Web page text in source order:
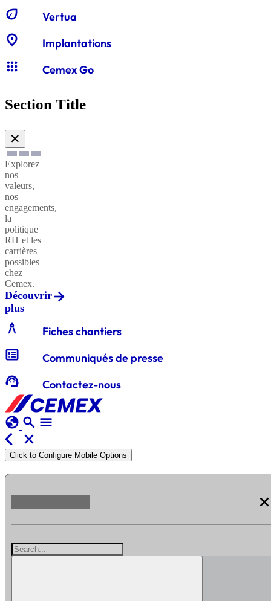
eco Vertua
location_on Implantations
apps Cemex Go
Section Title
✕
Explorez
nos
valeurs,
nos
engagements,
la
politique
RH et les
carrières
possibles
chez
Cemex.
Découvrir
plus
architecture Fiches chantiers
breaking_news Communiqués de presse
support_agent Contactez-nous
globe search menu
arrow_back_ios
close
Click to Configure Mobile Options
close